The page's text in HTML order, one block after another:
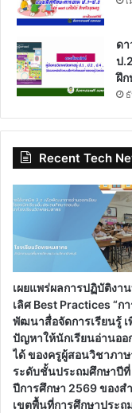
ด
ป
ฝึก
Recent Tech
เผยแพร่ผลการปฏิบัติงา
เลิศ Best Practices “ก
พัฒนาสื่อจัดการเรียนรู้ เ
ปัญหาให้นักเรียนอ่านออ
ได้ ของครูผู้สอนวิชาภาษ
ระดับชั้นประถมศึกษาปีที่
ปีการศึกษา 2569 ของส
เขตพื้นที่การศึกษาประถ